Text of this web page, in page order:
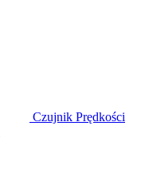
Czujnik Prędkości